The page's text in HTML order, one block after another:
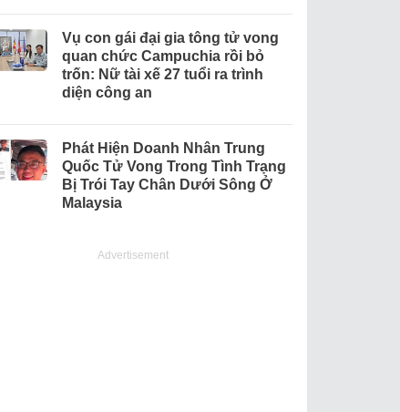
Vụ con gái đại gia tông tử vong
quan chức Campuchia rồi bỏ
trốn: Nữ tài xế 27 tuổi ra trình
diện công an
Phát Hiện Doanh Nhân Trung
Quốc Tử Vong Trong Tình Trạng
Bị Trói Tay Chân Dưới Sông Ở
Malaysia
Advertisement